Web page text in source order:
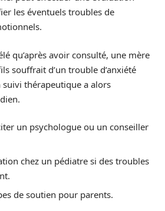
les éventuels troubles de
qu’après avoir consulté, une mère
souffrait d’un trouble d’anxiété
thérapeutique a alors
un psychologue ou un conseiller
chez un pédiatre si des troubles
de soutien pour parents.